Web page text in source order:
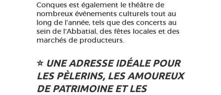
Conques est également le théâtre de
nombreux événements culturels tout au
long de l’année, tels que des concerts au
sein de l'Abbatial, des fêtes locales et des
marchés de producteurs.
⭐️ UNE ADRESSE IDÉALE POUR
LES PÈLERINS, LES AMOUREUX
DE PATRIMOINE ET LES